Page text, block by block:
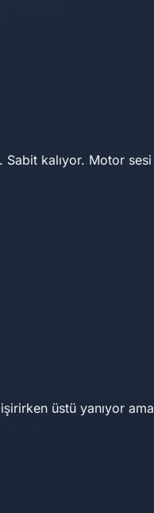
kalıyor. Motor
pişirirken üstü